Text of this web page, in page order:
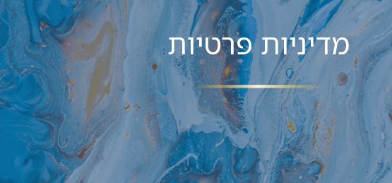
מדיניות פרטיות